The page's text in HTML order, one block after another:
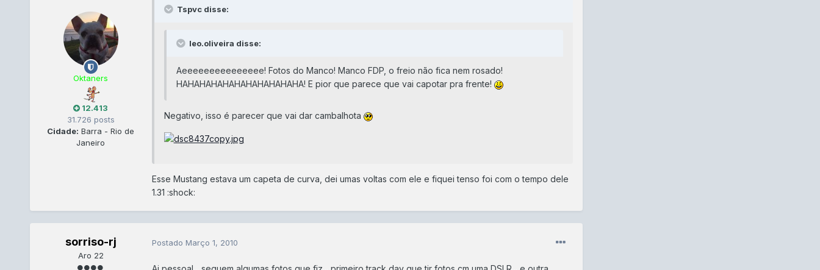
Oktaners
12.413
31.726 posts
Cidade: Barra - Rio de
Janeiro
Tspvc disse:
leo.oliveira disse:
Aeeeeeeeeeeeeeee! Fotos do Manco! Manco FDP, o freio não fica nem rosado!
HAHAHAHAHAHAHAHAHAHAHA! E pior que parece que vai capotar pra frente!
Negativo, isso é parecer que vai dar cambalhota
Esse Mustang estava um capeta de curva, dei umas voltas com ele e fiquei tenso foi com o tempo dele
1.31 :shock:
sorriso-rj
Aro 22
Postado Março 1, 2010